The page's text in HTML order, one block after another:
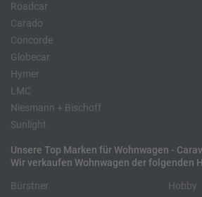
Roadcar
Carado
Concorde
Globecar
Hymer
LMC
Niesmann + Bischoff
Sunlight
Unsere Top Marken für Wohnwagen -
Wir verkaufen Wohnwagen der folgenden
Bürstner
Hobby